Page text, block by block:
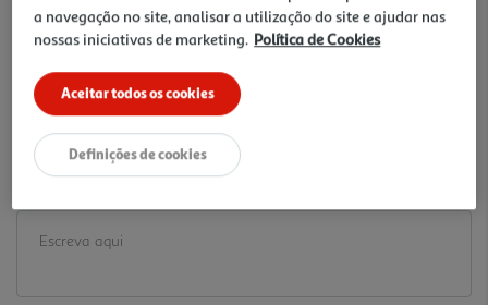
-33%
Price reduced from
2,99 €to
1,99 €
Promoção:
a navegação no site, analisar a utilização do site e ajudar nas
nossas iniciativas de marketing. Política de Cookies
Aceitar todos os cookies
Definições de cookies